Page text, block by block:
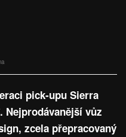
pick-upu Sierra
Nejprodávanější vůz
zcela přepracovaný